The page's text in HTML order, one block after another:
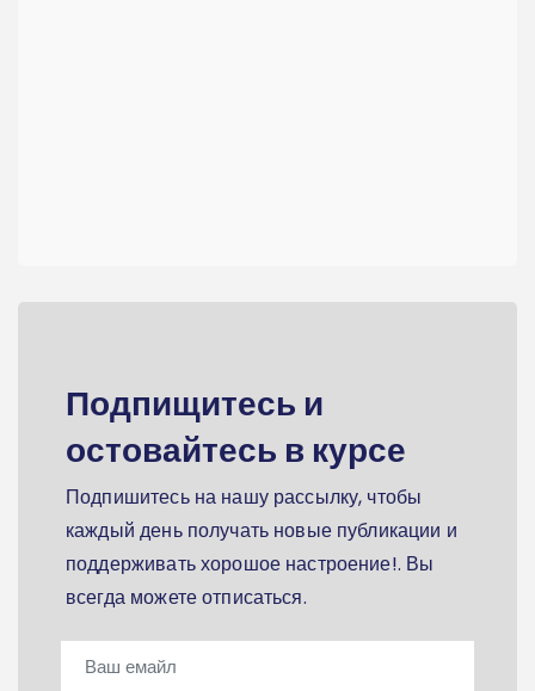
Подпищитесь и
остовайтесь в курсе
Подпишитесь на нашу рассылку, чтобы
каждый день получать новые публикации и
поддерживать хорошое настроение!. Вы
всегда можете отписаться.